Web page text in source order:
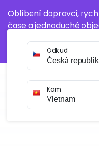
Oblíbení dopravci,
čase a jednoduché
Odkud
Kam